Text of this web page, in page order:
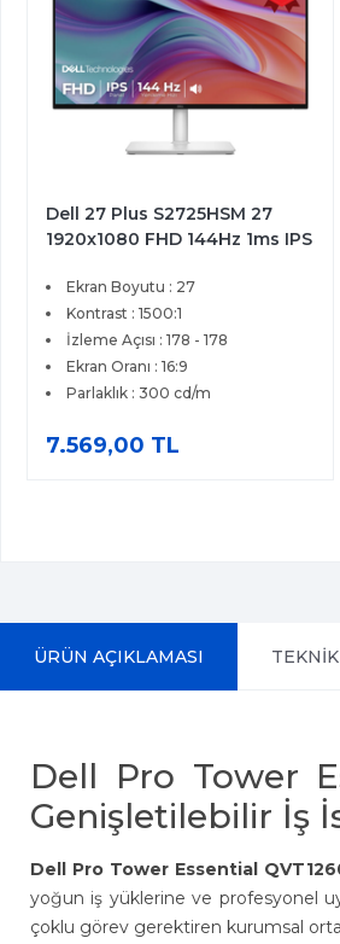
Dell 27 Plus 4K S2725QS 27
3840x2160 4K UHD 120Hz
Premium IPS Monitör
Ekran Boyutu : 27
Kontrast : 1500:1
İzleme Açısı : 178 - 178
Ekran Oranı : 16:9
Parlaklık : 350 cd/m
14.759,00 TL
ÜRÜN AÇIKLAMASI
Dell Pro Tower
Genişletilebilir İş
Dell Pro Tower Essential
yoğun iş yüklerine ve profesyonel
çoklu görev gerektiren kurumsal